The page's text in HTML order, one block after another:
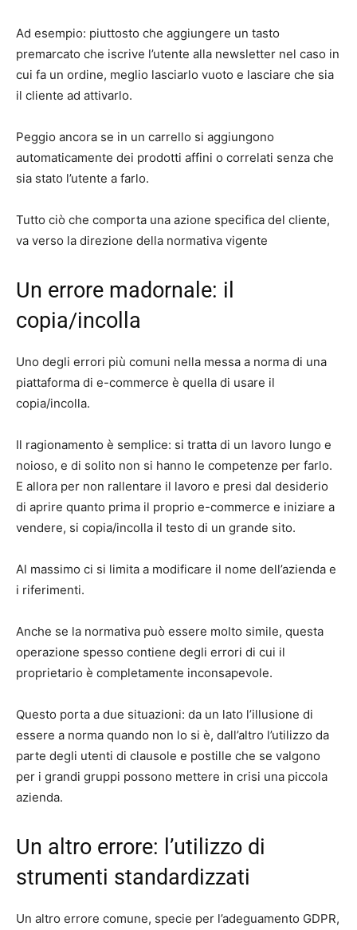
Ad esempio: piuttosto che aggiungere un tasto
premarcato che iscrive l’utente alla newsletter nel caso in
cui fa un ordine, meglio lasciarlo vuoto e lasciare che sia
il cliente ad attivarlo.
Peggio ancora se in un carrello si aggiungono
automaticamente dei prodotti affini o correlati senza che
sia stato l’utente a farlo.
Tutto ciò che comporta una azione specifica del cliente,
va verso la direzione della normativa vigente
Un errore madornale: il
copia/incolla
Uno degli errori più comuni nella messa a norma di una
piattaforma di e-commerce è quella di usare il
copia/incolla.
Il ragionamento è semplice: si tratta di un lavoro lungo e
noioso, e di solito non si hanno le competenze per farlo.
E allora per non rallentare il lavoro e presi dal desiderio
di aprire quanto prima il proprio e-commerce e iniziare a
vendere, si copia/incolla il testo di un grande sito.
Al massimo ci si limita a modificare il nome dell’azienda e
i riferimenti.
Anche se la normativa può essere molto simile, questa
operazione spesso contiene degli errori di cui il
proprietario è completamente inconsapevole.
Questo porta a due situazioni: da un lato l’illusione di
essere a norma quando non lo si è, dall’altro l’utilizzo da
parte degli utenti di clausole e postille che se valgono
per i grandi gruppi possono mettere in crisi una piccola
azienda.
Un altro errore: l’utilizzo di
strumenti standardizzati
Un altro errore comune, specie per l’adeguamento GDPR,